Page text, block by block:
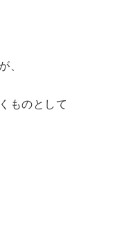
、
ものとして